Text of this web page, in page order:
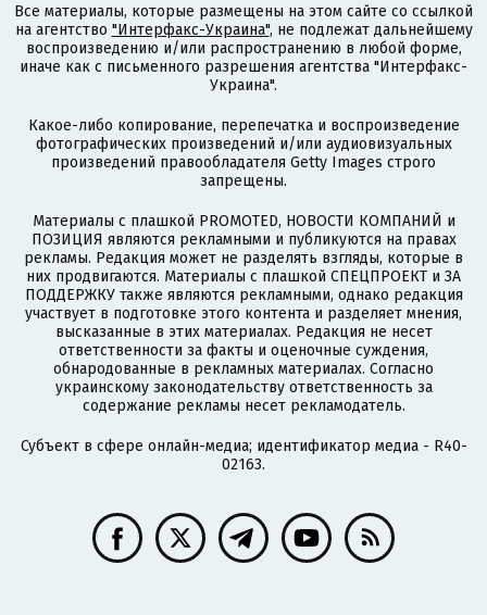
Все материалы, которые размещены на этом сайте со ссылкой
на агентство "Интерфакс-Украина", не подлежат дальнейшему
воспроизведению и/или распространению в любой форме,
иначе как с письменного разрешения агентства "Интерфакс-
Украина".
Какое-либо копирование, перепечатка и воспроизведение
фотографических произведений и/или аудиовизуальных
произведений правообладателя Getty Images строго
запрещены.
Материалы с плашкой PROMOTED, НОВОСТИ КОМПАНИЙ и
ПОЗИЦИЯ являются рекламными и публикуются на правах
рекламы. Редакция может не разделять взгляды, которые в
них продвигаются. Материалы с плашкой СПЕЦПРОЕКТ и ЗА
ПОДДЕРЖКУ также являются рекламными, однако редакция
участвует в подготовке этого контента и разделяет мнения,
высказанные в этих материалах. Редакция не несет
ответственности за факты и оценочные суждения,
обнародованные в рекламных материалах. Согласно
украинскому законодательству ответственность за
содержание рекламы несет рекламодатель.
Субъект в сфере онлайн-медиа; идентификатор медиа - R40-
02163.